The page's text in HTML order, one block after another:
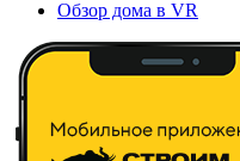
Обзор дома в VR